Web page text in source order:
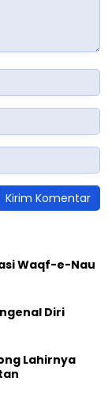
Waqf-e-Nau
Diri
Lahirnya